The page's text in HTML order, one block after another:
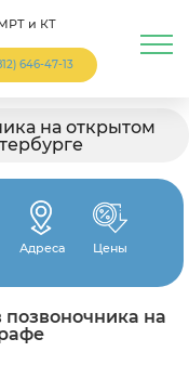
и КТ
646-47-13
на открытом
Адреса Цены
позвоночника на